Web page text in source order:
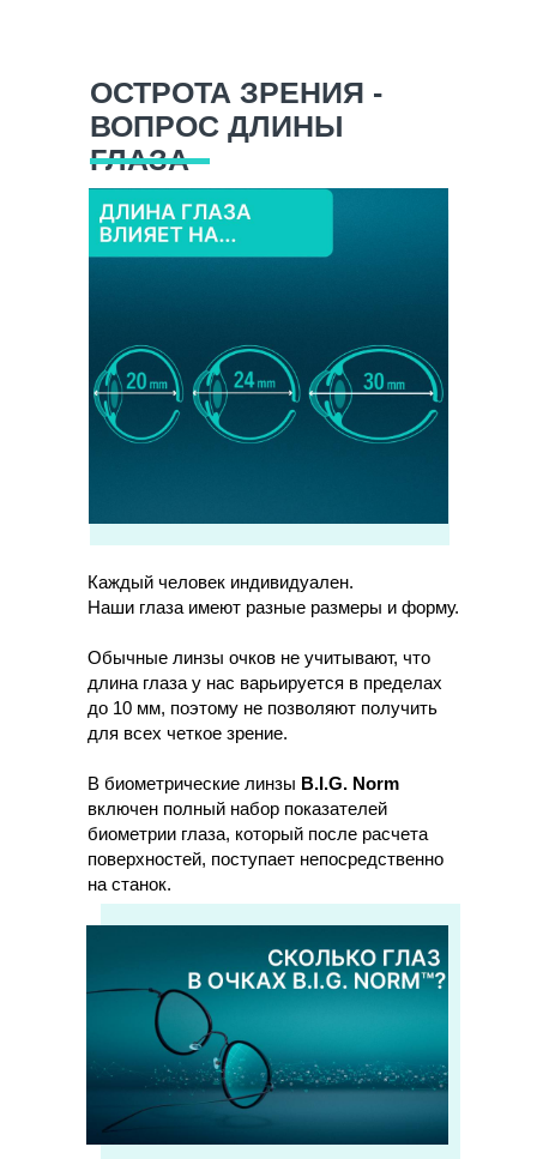
ОСТРОТА ЗРЕНИЯ -
ВОПРОС ДЛИНЫ
ГЛАЗА
Каждый человек индивидуален.
Наши глаза имеют разные размеры и форму.
Обычные линзы очков не учитывают, что
длина глаза у нас варьируется в пределах
до 10 мм, поэтому не позволяют получить
для всех четкое зрение.
В биометрические линзы B.I.G. Norm
включен полный набор показателей
биометрии глаза, который после расчета
поверхностей, поступает непосредственно
на станок.